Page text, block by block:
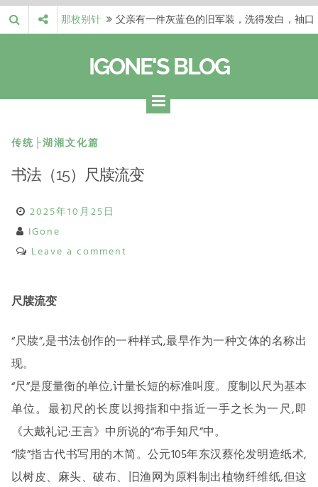
Skip
to
那枚别针
父亲有一件灰蓝色的旧军装，洗得发白，袖口
自己的生活和命…
梁冬 |…
梁冬：有一些人在某个阶段掌握了第一性原
理，完成了一次彻…
梁冬 |…
梁冬：总还有那么百分之一的人，既不努力，
IGONE'S BLOG
传统├湖湘文化篇
书法（15）尺牍流变
2025年10月25日
IGone
Leave a comment
尺牍流变
“尺牍”,是书法创作的一种样式,最早作为一种文体的名称出
现。
“尺”是度量衡的单位,计量长短的标准叫度。度制以尺为基本
单位。最初尺的长度以拇指和中指近一手之长为一尺,即
《大戴礼记·王言》中所说的“布手知尺”中。
“牍”指古代书写用的木简。公元105年东汉蔡伦发明造纸术,
以树皮、麻头、破布、旧渔网为原料制出植物纤维纸,但这